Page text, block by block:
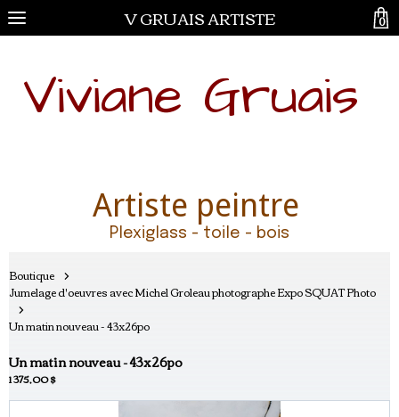
V GRUAIS ARTISTE
Viviane Gruais
Artiste peintre
Plexiglass - toile - bois
Boutique
Jumelage d'oeuvres avec Michel Groleau photographe Expo SQUAT Photo
Un matin nouveau - 43x26po
Un matin nouveau - 43x26po
1 375,00 $
0